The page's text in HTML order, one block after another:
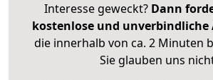
Interesse geweckt? Dann
kostenlose und unverbindliche
die innerhalb von ca. 2 Minuten
Sie glauben uns